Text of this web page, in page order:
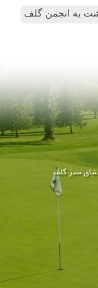
به انجمن گلف
سبز گلف